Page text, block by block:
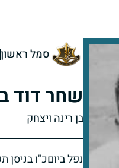
סמל ראשון
שחר דוד
בן רינה ויצחק
נפל ביוםכ"ו בניסן